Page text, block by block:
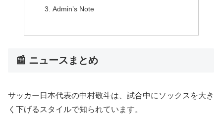
Admin’s Note
📰 ニュースまとめ
サッカー日本代表の中村敬斗は、試合中にソックスを大き
く下げるスタイルで知られています。